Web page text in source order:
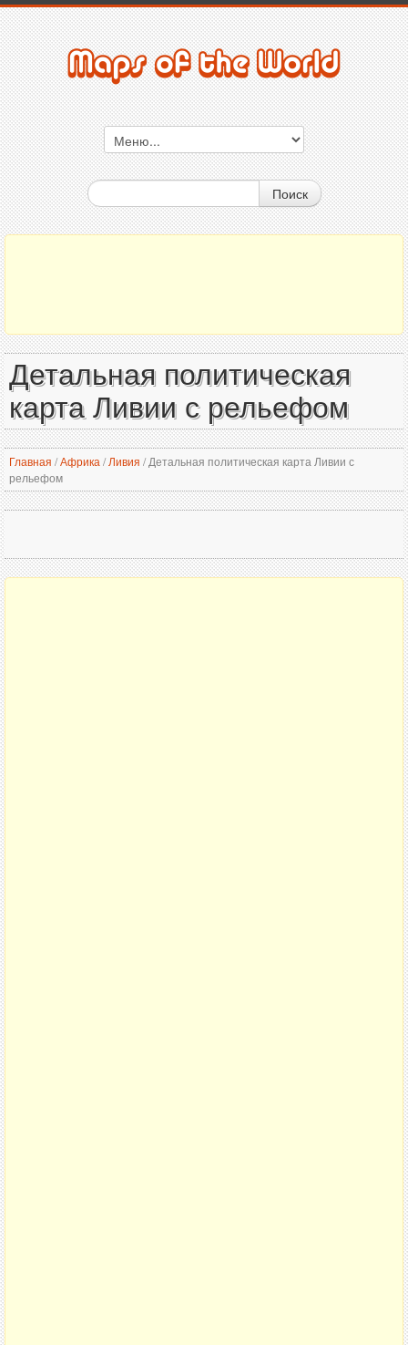
Поиск
Детальная политическая
карта Ливии с рельефом
Главная /Африка / Ливия /Детальная политическая карта Ливии с
рельефом